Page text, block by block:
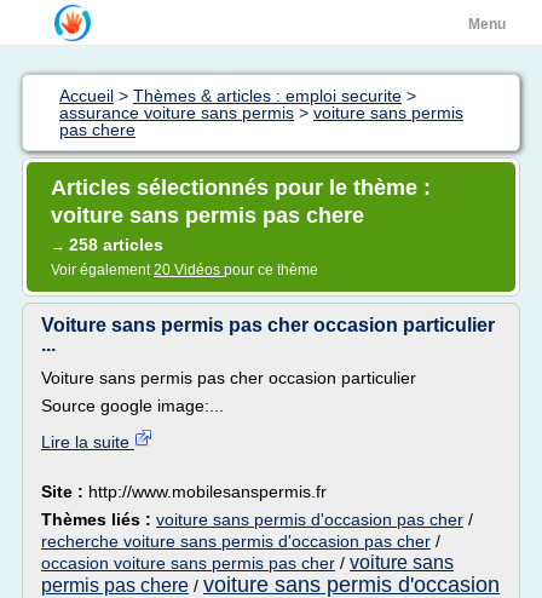
Menu
Accueil > Thèmes & articles : emploi securite >
assurance voiture sans permis > voiture sans permis
pas chere
Articles sélectionnés pour le thème :
voiture sans permis pas chere
→ 258 articles
Voir également20 Vidéos pour ce thème
Voiture sans permis pas cher occasion particulier
...
Voiture sans permis pas cher occasion particulier
Source google image:...
Lire la suite
Site : http://www.mobilesanspermis.fr
Thèmes liés : voiture sans permis d'occasion pas cher /
recherche voiture sans permis d'occasion pas cher /
occasion voiture sans permis pas cher / voiture sans
permis pas chere / voiture sans permis d'occasion